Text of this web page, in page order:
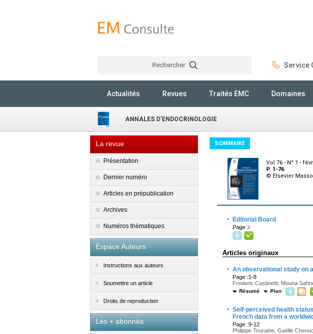
Rechercher Service
Actualités Revues Traités EMC Domaines
ANNALES D'ENDOCRINOLOGIE
La revue
Présentation
Dernier numéro
Articles en prépublication
Archives
Numéros thématiques
Espace Auteurs
Instructions aux auteurs
Soumettre un article
Droits de reproduction
Les + abonnés
SOMMAIRE
Vol 76 - N° 1 -
P. 1-76
© Elsevier
· Editorial Board
Page :i
Articles originaux
· An observational study on
Page :1-8
Frederic Castinetti, Mouna
Résumé Plan
· Self-perceived health
French data from a
Page :9-12
Philippe Touraine, Gaëlle